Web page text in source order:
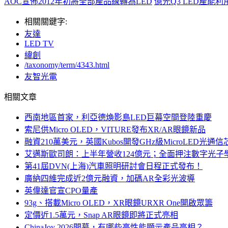
相關關鍵字:
友達
LED TV
緯創
/taxonomy/term/4343.html
友智光電
相關文章
西南地區首家，利亞德煥影島LED巨幕空間登陸重慶
索尼供Micro OLED，VITURE發布XR/AR眼鏡新品
融資210萬美元，英國Kubos開發GHz級MicroLED光通信
艾邁斯歐司朗：上半年營收124億元；全面押注數字光子
第41屆DVN(上海)汽車照明研討會日程正式發布！
廣納四維完成近2億元融資，加碼AR全彩光波導
英偉達官宣CPO量產
93g、搭載Micro OLED，XR眼鏡URXR One開啟眾籌
定價近1.5萬元，Snap AR眼鏡即將正式亮相